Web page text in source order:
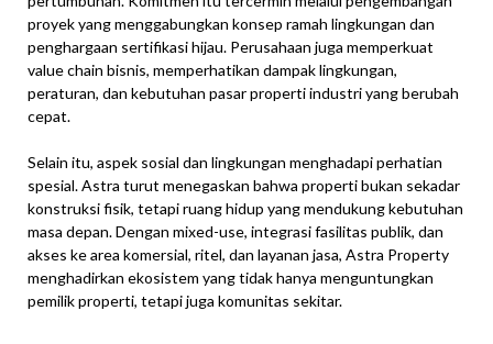
proyek yang menggabungkan konsep ramah lingkungan dan
penghargaan sertifikasi hijau. Perusahaan juga memperkuat
value chain bisnis, memperhatikan dampak lingkungan,
peraturan, dan kebutuhan pasar properti industri yang berubah
cepat.
Selain itu, aspek sosial dan lingkungan menghadapi perhatian
spesial. Astra turut menegaskan bahwa properti bukan sekadar
konstruksi fisik, tetapi ruang hidup yang mendukung kebutuhan
masa depan. Dengan mixed-use, integrasi fasilitas publik, dan
akses ke area komersial, ritel, dan layanan jasa, Astra Property
menghadirkan ekosistem yang tidak hanya menguntungkan
pemilik properti, tetapi juga komunitas sekitar.